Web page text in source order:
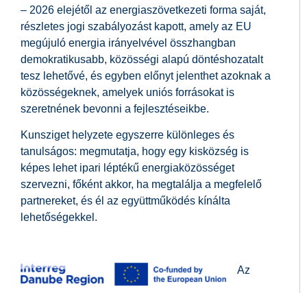
– 2026 elejétől az energiaszövetkezeti forma saját,
részletes jogi szabályozást kapott, amely az EU
megújuló energia irányelvével összhangban
demokratikusabb, közösségi alapú döntéshozatalt
tesz lehetővé, és egyben előnyt jelenthet azoknak a
közösségeknek, amelyek uniós forrásokat is
szeretnének bevonni a fejlesztéseikbe.
Kunsziget helyzete egyszerre különleges és
tanulságos: megmutatja, hogy egy kisközség is
képes lehet ipari léptékű energiaközösséget
szervezni, főként akkor, ha megtalálja a megfelelő
partnereket, és él az együttműködés kínálta
lehetőségekkel.
Az